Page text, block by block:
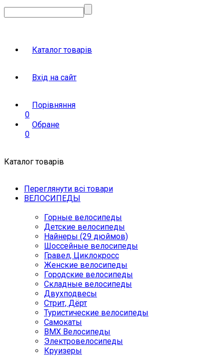
Каталог товарів
Вхід на сайт
Порівняння
0
Обране
0
Каталог товарів
Переглянути всі товари
ВЕЛОСИПЕДЫ
Горные велосипеды
Детские велосипеды
Найнеры (29 дюймов)
Шоссейные велосипеды
Гравел, Циклокросс
Женские велосипеды
Городcкие велосипеды
Складные велосипеды
Двухподвесы
Стрит, Дёрт
Туристические велосипеды
Самокаты
BMX Велосипеды
Электровелосипеды
Круизеры